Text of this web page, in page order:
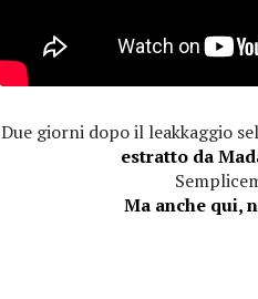
Due giorni dopo il leakkaggio
estratto da
Ma anche qui,